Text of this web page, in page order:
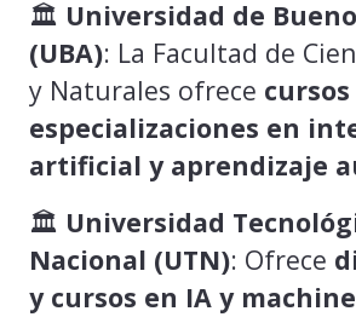
🏛️ Universidad de
(UBA): La Facultad de
y Naturales ofrece cursos
especializaciones en
artificial y aprendizaje
🏛️ Universidad
Nacional (UTN): Ofrece
y cursos en IA y